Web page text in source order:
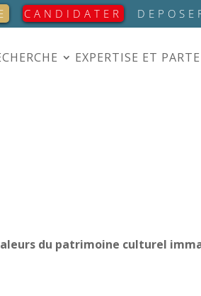
CANDIDATER
EXPERTISE ET
du patrimoine culturel